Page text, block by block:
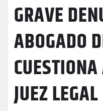
GRAVE
ABOGADO
JUEZ LEGAL